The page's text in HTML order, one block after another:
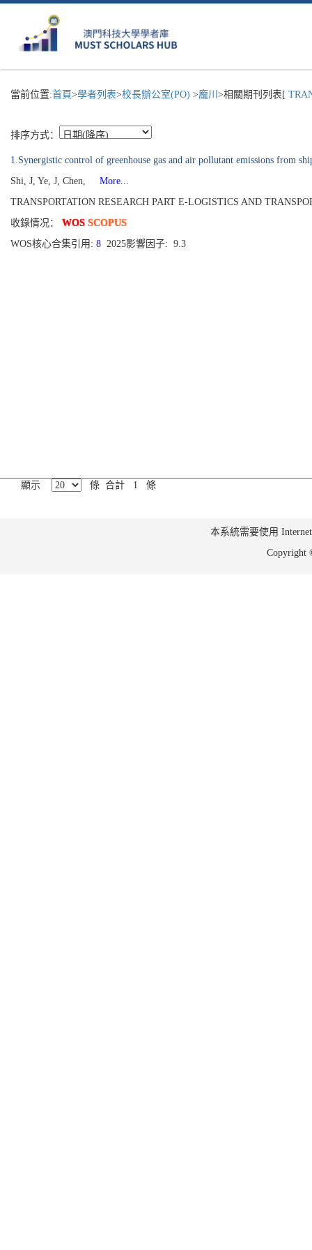
當前位置:首頁>學者列表>校長辦公室(PO) >龐川 >相關期刊列表[
排序方式：
1.Synergistic control of greenhouse gas and air pollutant emissions from
Shi, J, Ye, J, Chen,
More...
TRANSPORTATION RESEARCH PART E-LOGISTICS AND
收錄情况： WOS SCOPUS
WOS核心合集引用: 8 2025影響因子: 9.3
顯示 條 合計 1 條
本系統需要使用
Copyright